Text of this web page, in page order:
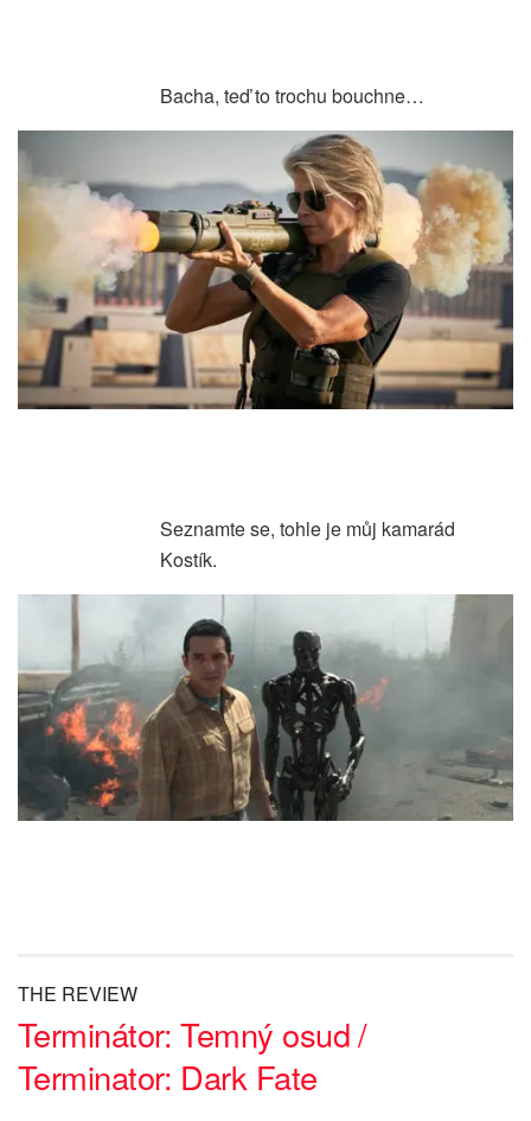
Bacha, teď to trochu bouchne…
Seznamte se, tohle je můj kamarád
Kostík.
THE REVIEW
Terminátor: Temný osud /
Terminator: Dark Fate